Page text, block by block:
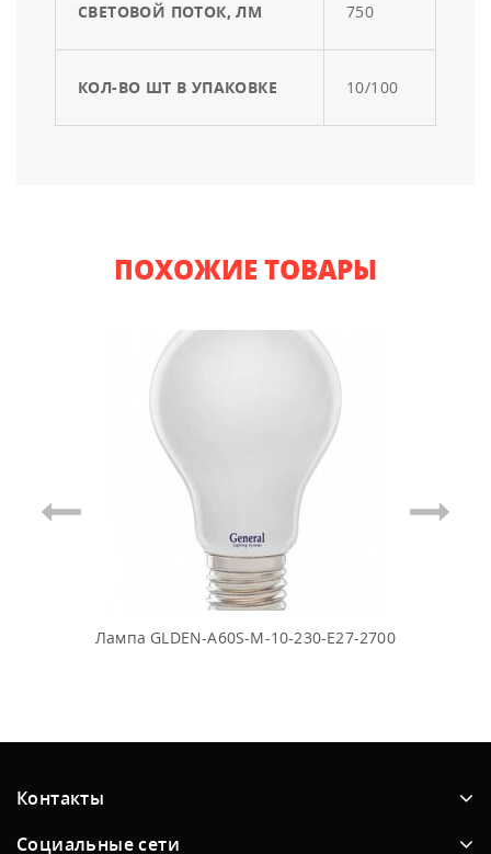
СВЕТОВОЙ ПОТОК, ЛМ 750
КОЛ-ВО ШТ В УПАКОВКЕ 10/100
ПОХОЖИЕ ТОВАРЫ
Лампа GLDEN-A60S-M-10-230-E27-2700
Контакты
Социальные сети